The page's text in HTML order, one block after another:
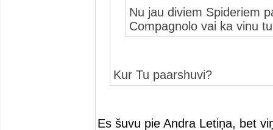
Nu jau diviem Spideriem
Compagnolo vai ka vinu
Kur Tu paarshuvi?
Es šuvu pie Andra Letiņa, bet